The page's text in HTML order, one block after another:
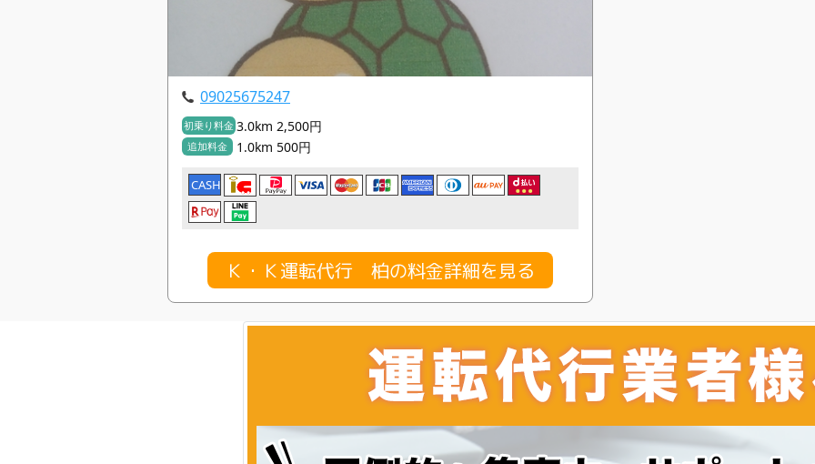
09025675247
初乗り料金 3.0km 2,500円
追加料金 1.0km 500円
CASH
Ｋ・Ｋ運転代行 柏の料金詳細を見る